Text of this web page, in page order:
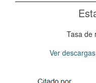
Tasa de
Ver